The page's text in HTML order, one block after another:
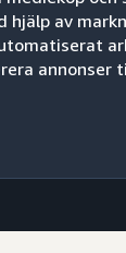
hjälp av
annonser